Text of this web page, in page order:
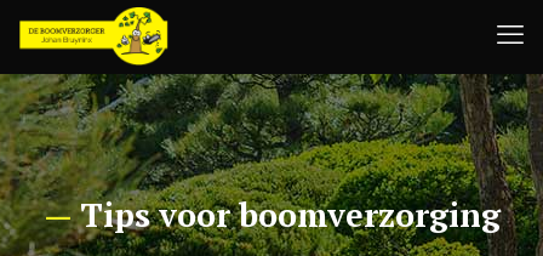
—Tips voor boomverzorging